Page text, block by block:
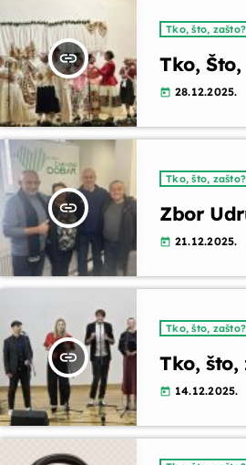
insert_link
Tko, što, zašto?
Tko,
today 28.12.2025.
insert_link
Tko, što, zašto?
Zbor
today 21.12.2025.
insert_link
Tko, što, zašto?
Tko, što,
today 14.12.2025.